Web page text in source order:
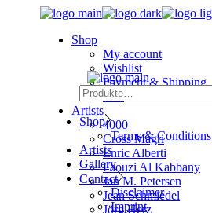
Shop
My account
Wishlist
Payment & Shipping
Cart
Artists
4000
Cross Magri
Enric Alberti
Faouzi Al Kabbany
Jan M. Petersen
Jean Schmiedel
Jörg Herz
Search
Shop
Terms & Conditions
Artists
Gallery
Contact
Disclaimer
Imprint